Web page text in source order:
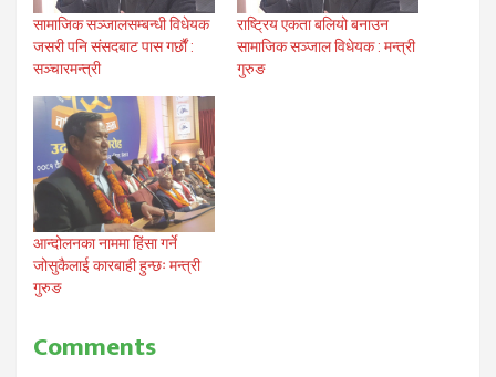
सामाजिक सञ्जालसम्बन्धी विधेयक
जसरी पनि संसदबाट पास गर्छौं :
सञ्चारमन्त्री
राष्ट्रिय एकता बलियो बनाउन
सामाजिक सञ्जाल विधेयक : मन्त्री
गुरुङ
आन्दोलनका नाममा हिंसा गर्ने
जोसुकैलाई कारबाही हुन्छः मन्त्री
गुरुङ
Comments